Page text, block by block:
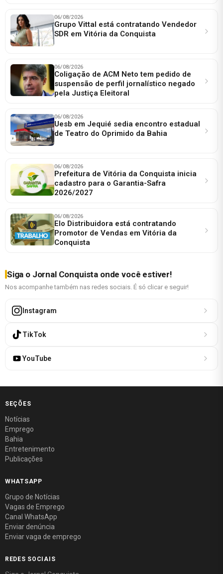
06/08/2026
Grupo Vittal está contratando Vendedor
SDR em Vitória da Conquista
06/08/2026
Coligação de ACM Neto tem pedido de
suspensão de perfil jornalístico negado
pela Justiça Eleitoral
06/08/2026
Uesb em Jequié sedia encontro estadual
de Teatro do Oprimido da Bahia
06/08/2026
Prefeitura de Vitória da Conquista inicia
cadastro para o Garantia-Safra
2026/2027
06/08/2026
Elo Distribuidora está contratando
Promotor de Vendas em Vitória da
Conquista
Siga o Jornal Conquista onde você estiver!
Nos acompanhe também nas redes sociais. É só clicar e seguir!
Instagram
TikTok
YouTube
SEÇÕES
Notícias
Emprego
Bahia
Entretenimento
Publicações
WHATSAPP
Grupo de Notícias
Vagas de Emprego
Canal WhatsApp
Enviar denúncia
Enviar vaga de emprego
REDES SOCIAIS